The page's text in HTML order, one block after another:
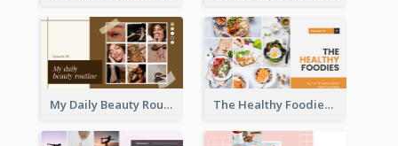
My Daily Beauty Routine YouTube Thumbnail The Healthy Foodies YouTube Thumbnail